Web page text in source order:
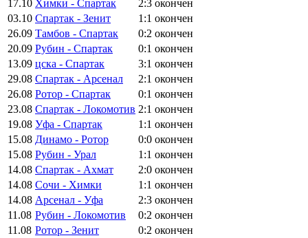
17.10 Химки - Спартак 2:3 окончен
03.10 Спартак - Зенит 1:1 окончен
26.09 Тамбов - Спартак 0:2 окончен
20.09 Рубин - Спартак 0:1 окончен
13.09 цска - Спартак 3:1 окончен
29.08 Спартак - Арсенал 2:1 окончен
26.08 Ротор - Спартак 0:1 окончен
23.08 Спартак - Локомотив 2:1 окончен
19.08 Уфа - Спартак 1:1 окончен
15.08 Динамо - Ротор 0:0 окончен
15.08 Рубин - Урал 1:1 окончен
14.08 Спартак - Ахмат 2:0 окончен
14.08 Сочи - Химки 1:1 окончен
14.08 Арсенал - Уфа 2:3 окончен
11.08 Рубин - Локомотив 0:2 окончен
11.08 Ротор - Зенит 0:2 окончен